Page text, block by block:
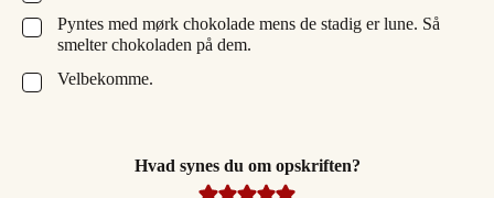
▢
Pyntes med mørk chokolade mens de stadig er lune. Så
smelter chokoladen på dem.
▢
Velbekomme.
Hvad synes du om opskriften?